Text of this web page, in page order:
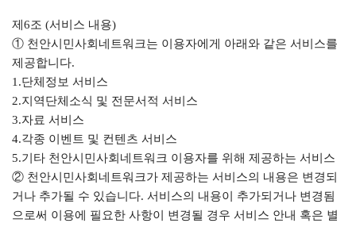
제6조 (서비스 내용)
① 천안시민사회네트워크는 이용자에게 아래와 같은 서비스를
제공합니다.
1.단체정보 서비스
2.지역단체소식 및 전문서적 서비스
3.자료 서비스
4.각종 이벤트 및 컨텐츠 서비스
5.기타 천안시민사회네트워크 이용자를 위해 제공하는 서비스
② 천안시민사회네트워크가 제공하는 서비스의 내용은 변경되
거나 추가될 수 있습니다. 서비스의 내용이 추가되거나 변경됨
으로써 이용에 필요한 사항이 변경될 경우 서비스 안내 혹은 별